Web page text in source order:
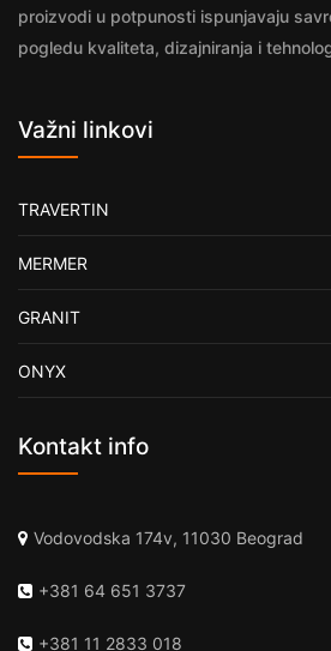
proizvodi u potpunosti ispunjavaju
pogledu kvaliteta, dizajniranja i
Važni linkovi
TRAVERTIN
MERMER
GRANIT
ONYX
Kontakt info
Vodovodska 174v, 11030 Beograd
+381 64 651 3737
+381 11 2833 018